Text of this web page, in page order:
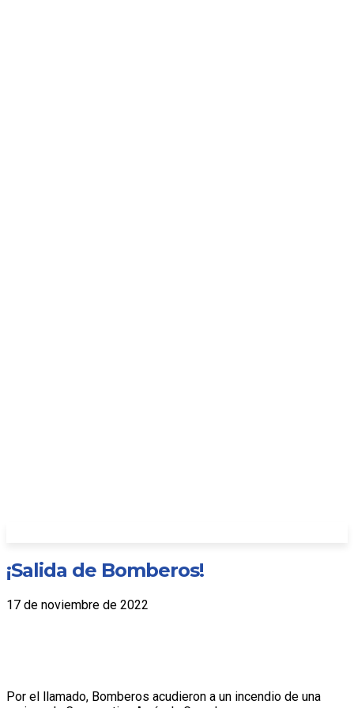
¡Salida de Bomberos!
17 de noviembre de 2022
Por el llamado, Bomberos acudieron a un incendio de una